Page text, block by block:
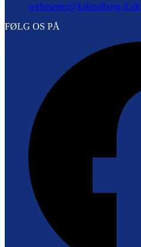
webmaster@kalundborg-if.dk
FØLG OS PÅ